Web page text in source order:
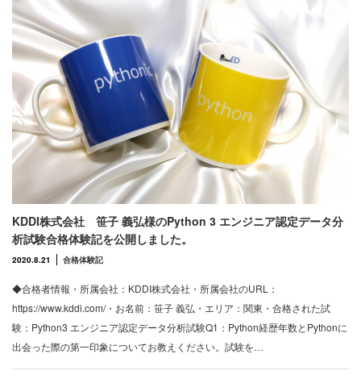
KDDI株式会社 笹子 義弘様のPython 3 エンジニア認定データ分
析試験合格体験記を公開しました。
2020.8.21 合格体験記
◆合格者情報・所属会社：KDDI株式会社・所属会社のURL：
https://www.kddi.com/・お名前：笹子 義弘・エリア：関東・合格された試
験：Python3 エンジニア認定データ分析試験Q1：Python経歴年数とPythonに
出会った際の第一印象についてお教えください。試験を…